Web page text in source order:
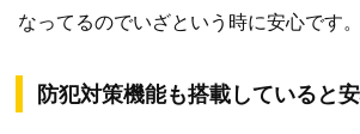
なってるのでいざという時に安心です。
防犯対策機能も搭載していると